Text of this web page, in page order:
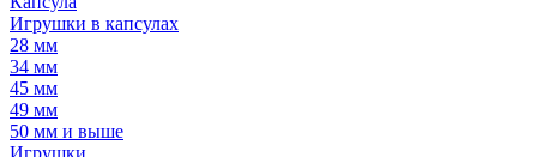
Игрушки в капсулах
28 мм
34 мм
45 мм
49 мм
50 мм и выше
Игрушки